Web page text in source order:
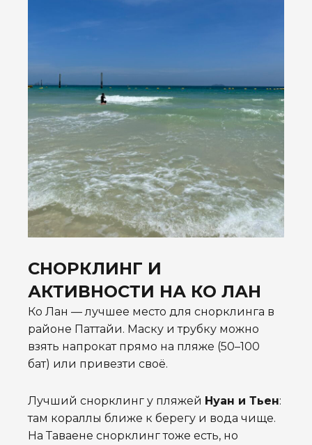
СНОРКЛИНГ И
АКТИВНОСТИ НА КО ЛАН
Ко Лан — лучшее место для снорклинга в
районе Паттайи. Маску и трубку можно
взять напрокат прямо на пляже (50–100
бат) или привезти своё.
Лучший снорклинг у пляжей Нуан и Тьен:
там кораллы ближе к берегу и вода чище.
На Таваене снорклинг тоже есть, но